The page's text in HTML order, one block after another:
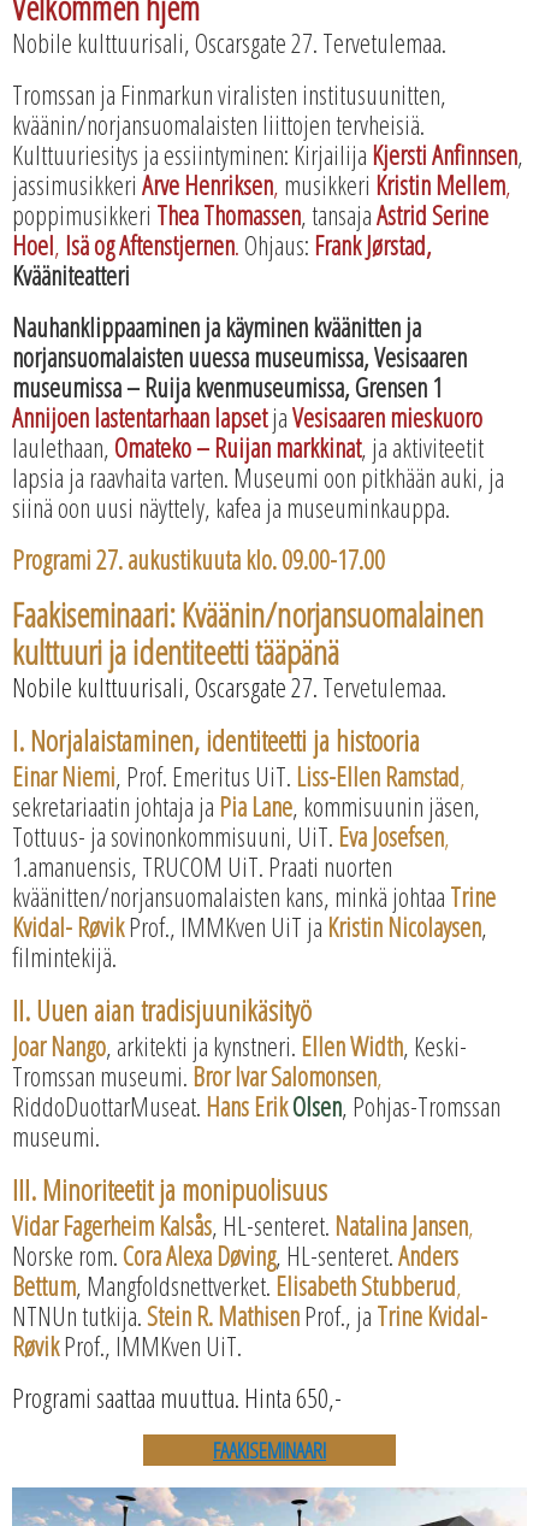
Nobile kulttuurisali, Oscarsgate 27. Tervetulemaa.
Tromssan ja Finmarkun viralisten institusuunitten,
kväänin/norjansuomalaisten liittojen tervheisiä.
Kulttuuriesitys ja essiintyminen: Kirjailija Kjersti Anfinnsen,
jassimusikkeri Arve Henriksen, musikkeri Kristin Mellem,
poppimusikkeri Thea Thomassen, tansajaAstrid Serine
Hoel, Isä og Aftenstjernen. Ohjaus: Frank Jørstad,
Kvääniteatteri
Nauhanklippaaminen ja käyminen kväänitten ja
norjansuomalaisten uuessa museumissa, Vesisaaren
museumissa – Ruija kvenmuseumissa, Grensen 1
Annijoen lastentarhaan lapsetjaVesisaaren mieskuoro
laulethaan,Omateko – Ruijan markkinat, ja aktiviteetit
lapsia ja raavhaita varten. Museumi oon pitkhään auki, ja
siinä oon uusi näyttely, kafea ja museuminkauppa.
Programi 27. aukustikuuta klo. 09.00-17.00
Faakiseminaari: Kväänin/norjansuomalainen
kulttuuri ja identiteetti tääpänä
Nobile kulttuurisali, Oscarsgate 27. Tervetulemaa.
I. Norjalaistaminen, identiteetti ja histooria
Einar Niemi, Prof. Emeritus UiT. Liss-Ellen Ramstad,
sekretariaatin johtaja ja Pia Lane, kommisuunin jäsen,
Tottuus- ja sovinonkommisuuni, UiT. Eva Josefsen,
1.amanuensis, TRUCOM UiT. Praati nuorten
kväänitten/norjansuomalaisten kans, minkä johtaa Trine
Kvidal- RøvikProf., IMMKven UiT ja Kristin Nicolaysen,
filmintekijä.
II. Uuen aian tradisjuunikäsityö
Joar Nango, arkitekti ja kynstneri. Ellen Width, Keski-
Tromssan museumi. Bror Ivar Salomonsen,
RiddoDuottarMuseat. Hans ErikOlsen, Pohjas-Tromssan
museumi.
III. Minoriteetit ja monipuolisuus
Vidar Fagerheim Kalsås, HL-senteret. Natalina Jansen,
Norske rom. Cora Alexa Døving, HL-senteret.Anders
Bettum, Mangfoldsnettverket. Elisabeth Stubberud,
NTNUn tutkija.Stein R. MathisenProf., ja Trine Kvidal-
RøvikProf., IMMKven UiT.
Programi saattaa muuttua. Hinta 650,-
FAAKISEMINAARI